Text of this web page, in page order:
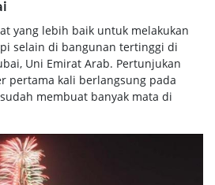
yang lebih baik untuk melakukan
selain di bangunan tertinggi di
Uni Emirat Arab. Pertunjukan
pertama kali berlangsung pada
membuat banyak mata di